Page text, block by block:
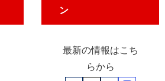
ン
最新の情報はこち
らから